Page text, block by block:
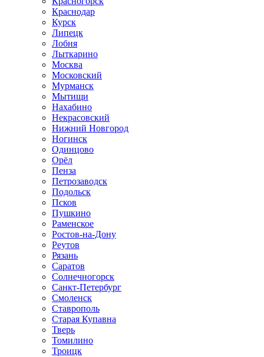
Краснодар
Курск
Липецк
Лобня
Лыткарино
Москва
Московский
Мурманск
Мытищи
Нахабино
Некрасовский
Нижний Новгород
Ногинск
Одинцово
Орёл
Пенза
Петрозаводск
Подольск
Псков
Пушкино
Раменское
Ростов-на-Дону
Реутов
Рязань
Саратов
Солнечногорск
Санкт-Петербург
Смоленск
Ставрополь
Старая Купавна
Тверь
Томилино
Троицк